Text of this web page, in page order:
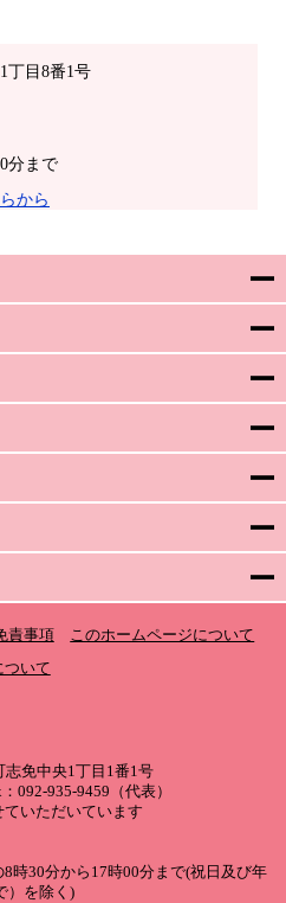
丁目8番1号
分まで
から
責事項
このホームページについて
ついて
免中央1丁目1番1号
092-935-9459（代表）
いただいています
時30分から17時00分まで(祝日及び年
）を除く)